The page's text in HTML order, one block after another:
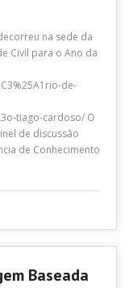
na sede da
Civil para o Ano da
de-
tiago-cardoso/ O
de discussão
de Conhecimento
Baseada